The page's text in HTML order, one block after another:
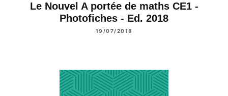
Le Nouvel A portée de maths CE1 -
Photofiches - Ed. 2018
19/07/2018